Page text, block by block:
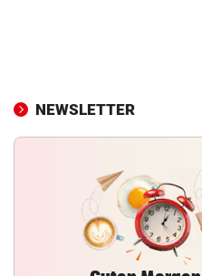
NEWSLETTER